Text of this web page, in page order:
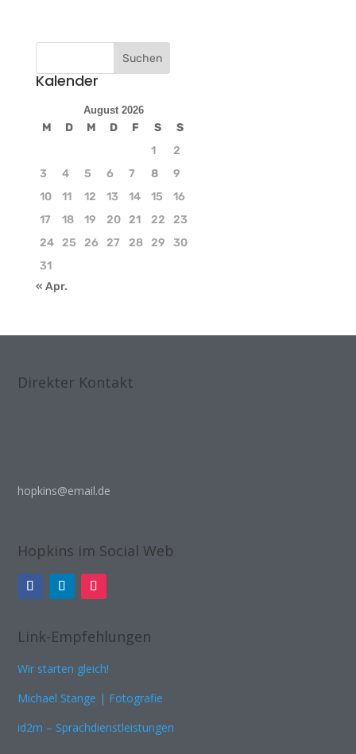
Kalender
August 2026
M D M D F S
S
1
2
3
4 5 6 7 8
9
10
11 12 13 14 15
16
17
18 19 20 21 22
23
24
25 26 27 28 29
30
31
« Apr.
Direkter Kontakt
hopkins@email.de
Hopkins im Social Web
Link-Empfehlungen
Wir starten gleich!
Michael Stange | Fotografie
id2m – Sprachdienstleistungen